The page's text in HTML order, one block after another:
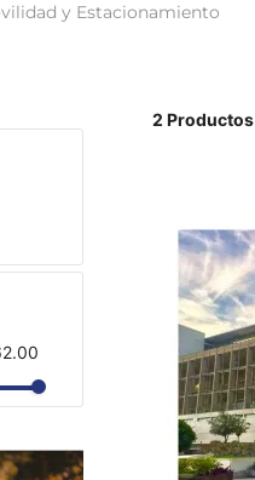
y Estacionamiento
2 Productos